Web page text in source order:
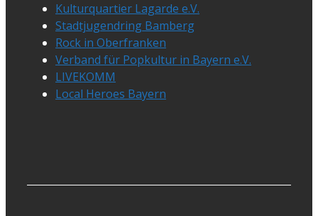
Kulturquartier Lagarde e.V.
Stadtjugendring Bamberg
Rock in Oberfranken
Verband für Popkultur in Bayern e.V.
LIVEKOMM
Local Heroes Bayern